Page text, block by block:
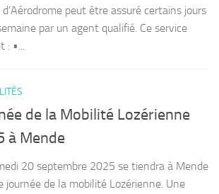
d’Aérodrome peut être assuré certains jours
par un agent qualifié. Ce service
: •...
de la Mobilité Lozérienne
à Mende
20 septembre 2025 se tiendra à Mende
journée de la mobilité Lozérienne. Une